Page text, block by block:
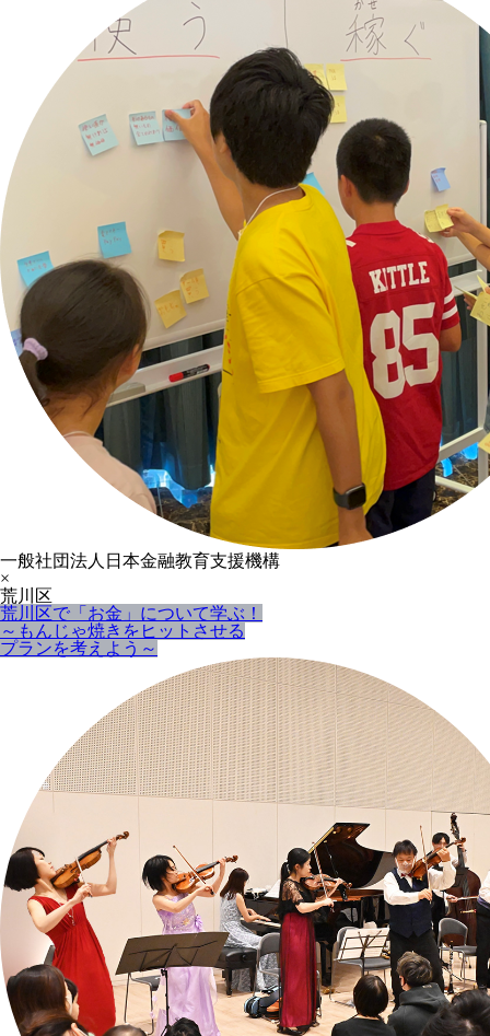
一般社団法人日本金融教育支援機構
×
荒川区
荒川区で「お金」について学ぶ！
～もんじゃ焼きをヒットさせる
プランを考えよう～